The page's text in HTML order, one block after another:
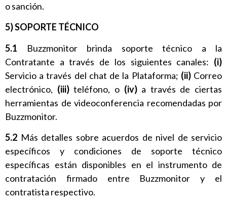
o sanción.
5) SOPORTE TÉCNICO
5.1 Buzzmonitor brinda soporte técnico a la
Contratante a través de los siguientes canales: (i)
Servicio a través del chat de la Plataforma; (ii) Correo
electrónico, (iii)teléfono, o (iv) a través de ciertas
herramientas de videoconferencia recomendadas por
Buzzmonitor.
5.2 Más detalles sobre acuerdos de nivel de servicio
específicos y condiciones de soporte técnico
específicas están disponibles en el instrumento de
contratación firmado entre Buzzmonitor y el
contratista respectivo.